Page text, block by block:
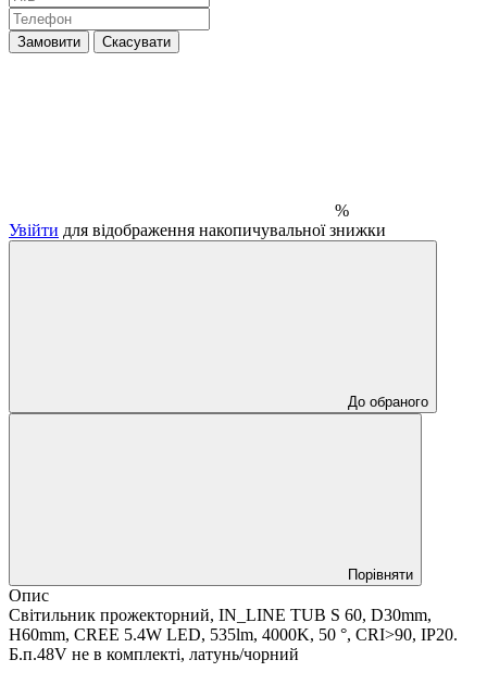
Замовити Скасувати
%
Увійти для відображення накопичувальної знижки
До обраного
Порівняти
Опис
Світильник прожекторний, IN_LINE TUB S 60, D30mm,
H60mm, CREE 5.4W LED, 535lm, 4000K, 50 °, CRI>90, IP20.
Б.п.48V не в комплекті, латунь/чорний